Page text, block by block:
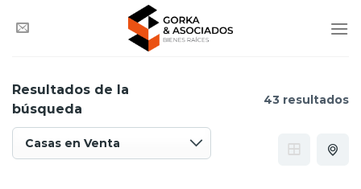
Resultados de la
búsqueda
43 resultados